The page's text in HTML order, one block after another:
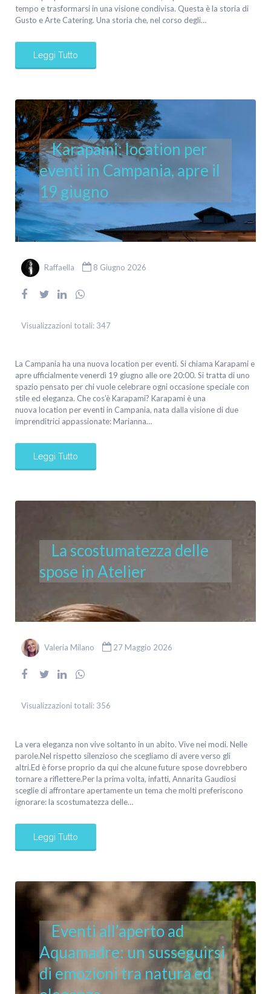
tempo e trasformarsi in una visione condivisa. Questa è la storia di
Gusto e Arte Catering. Una storia che, nel corso degli…
Leggi Tutto
Karapami: location per
eventi in Campania, apre il
19 giugno
Raffaella 8 Giugno 2026
Visualizzazioni totali: 347
La Campania ha una nuova location per eventi. Si chiama Karapami e
apre ufficialmente venerdì 19 giugno alle ore 20:00. Si tratta di uno
spazio pensato per chi vuole celebrare ogni occasione speciale con
stile ed eleganza. Che cos’è Karapami? Karapami è una
nuova location per eventi in Campania, nata dalla visione di due
imprenditrici appassionate: Marianna…
Leggi Tutto
La scostumatezza delle
spose in Atelier
Valeria Milano 27 Maggio 2026
Visualizzazioni totali: 356
La vera eleganza non vive soltanto in un abito. Vive nei modi. Nelle
parole.Nel rispetto silenzioso che scegliamo di avere verso gli
altri.Ed è forse proprio da qui che alcune future spose dovrebbero
tornare a riflettere.Per la prima volta, infatti, Annarita Gaudiosi
sceglie di affrontare apertamente un tema che molti preferiscono
ignorare: la scostumatezza delle…
Leggi Tutto
Eventi all’aperto ad
Aquamadre: un susseguirsi
di emozioni tra natura ed